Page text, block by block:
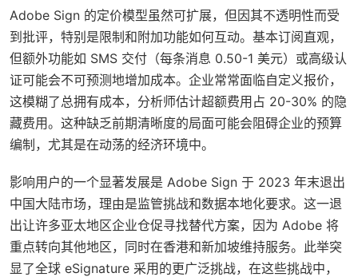
Adobe Sign 的定价模型虽然可扩展，但因其不透明性而受
到批评，特别是限制和附加功能如何互动。基本订阅直观，
但额外功能如 SMS 交付（每条消息 0.50-1 美元）或高级认
证可能会不可预测地增加成本。企业常常面临自定义报价，
这模糊了总拥有成本，分析师估计超额费用占 20-30% 的隐
藏费用。这种缺乏前期清晰度的局面可能会阻碍企业的预算
编制，尤其是在动荡的经济环境中。
影响用户的一个显著发展是 Adobe Sign 于 2023 年末退出
中国大陆市场，理由是监管挑战和数据本地化要求。这一退
出让许多亚太地区企业仓促寻找替代方案，因为 Adobe 将
重点转向其他地区，同时在香港和新加坡维持服务。此举突
显了全球 eSignature 采用的更广泛挑战，在这些挑战中，